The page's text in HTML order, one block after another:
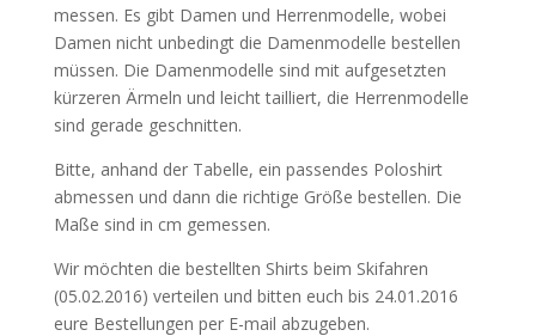
messen. Es gibt Damen und Herrenmodelle, wobei
Damen nicht unbedingt die Damenmodelle bestellen
müssen. Die Damenmodelle sind mit aufgesetzten
kürzeren Ärmeln und leicht tailliert, die Herrenmodelle
sind gerade geschnitten.
Bitte, anhand der Tabelle, ein passendes Poloshirt
abmessen und dann die richtige Größe bestellen. Die
Maße sind in cm gemessen.
Wir möchten die bestellten Shirts beim Skifahren
(05.02.2016) verteilen und bitten euch bis 24.01.2016
eure Bestellungen per E-mail abzugeben.